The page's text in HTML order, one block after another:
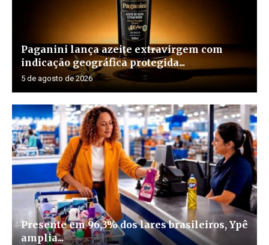
Paganini lança azeite extravirgem com
indicação geográfica protegida...
5 de agosto de 2026
Presente em 96,3% dos lares brasileiros, Ypê
amplia...